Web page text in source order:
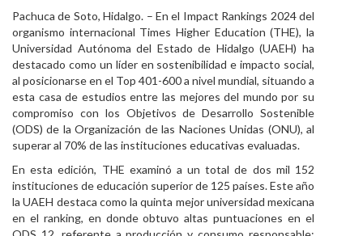
Pachuca de Soto, Hidalgo. – En el Impact Rankings 2024 del
organismo internacional Times Higher Education (THE), la
Universidad Autónoma del Estado de Hidalgo (UAEH) ha
destacado como un líder en sostenibilidad e impacto social,
al posicionarse en el Top 401-600 a nivel mundial, situando a
esta casa de estudios entre las mejores del mundo por su
compromiso con los Objetivos de Desarrollo Sostenible
(ODS) de la Organización de las Naciones Unidas (ONU), al
superar al 70% de las instituciones educativas evaluadas.
En esta edición, THE examinó a un total de dos mil 152
instituciones de educación superior de 125 países. Este año
la UAEH destaca como la quinta mejor universidad mexicana
en el ranking, en donde obtuvo altas puntuaciones en el